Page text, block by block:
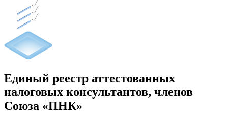
Единый реестр аттестованных
налоговых консультантов, членов
Союза «ПНК»